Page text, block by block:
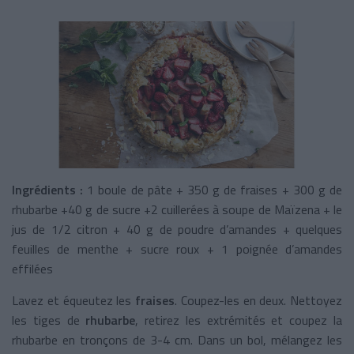
Ingrédients : 1 boule de pâte + 350 g de fraises + 300 g de
rhubarbe +40 g de sucre +2 cuillerées à soupe de Maïzena + le
jus de 1/2 citron + 40 g de poudre d’amandes + quelques
feuilles de menthe + sucre roux + 1 poignée d’amandes
effilées
Lavez et équeutez les fraises. Coupez-les en deux. Nettoyez
les tiges de rhubarbe, retirez les extrémités et coupez la
rhubarbe en tronçons de 3-4 cm. Dans un bol, mélangez les